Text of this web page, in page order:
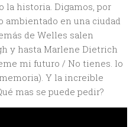
la historia. Digamos, por
ambientado en una ciudad
de Welles salen
y hasta Marlene Dietrich
mi futuro / No tienes. lo
Y la increible
mas se puede pedir?